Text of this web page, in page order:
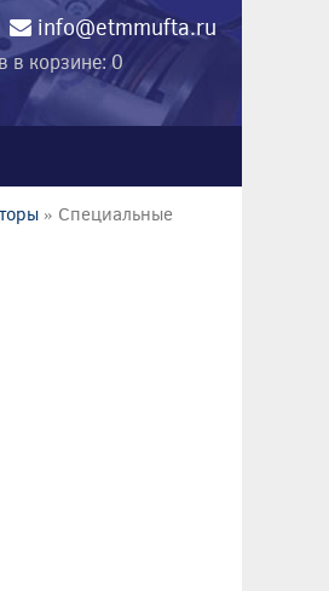
info@etmmufta.ru
в корзине: 0
» Специальные